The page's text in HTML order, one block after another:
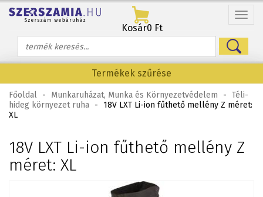
Menü
Kosár0 Ft
Termékek szűrése
Főoldal - Munkaruházat, Munka és Környezetvédelem - Téli-
hideg környezet ruha -
18V LXT Li-ion fűthető mellény Z méret:
XL
18V LXT Li-ion fűthető mellény Z
méret: XL